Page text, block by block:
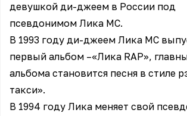
девушкой ди-джеем в России под
псевдонимом Лика МС.
В 1993 году ди-джеем Лика MC
первый альбом –«Лика RAP»,
альбома становится песня в стиле
такси».
В 1994 году Лика меняет свой